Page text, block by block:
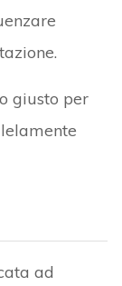
giusto per
ad